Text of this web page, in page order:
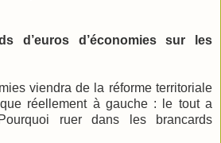
d’euros d’économies sur les
viendra de la réforme territoriale
réellement à gauche : le tout a
ruer dans les brancards